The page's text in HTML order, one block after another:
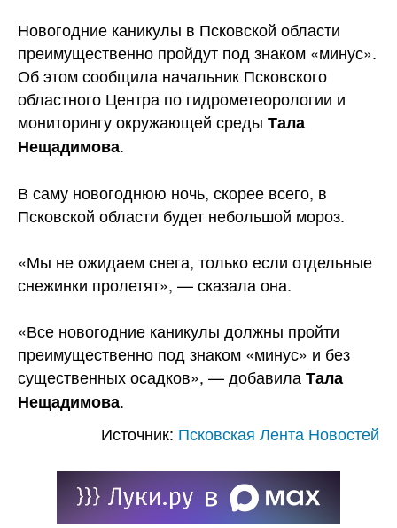
Новогодние каникулы в Псковской области
преимущественно пройдут под знаком «минус».
Об этом сообщила начальник Псковского
областного Центра по гидрометеорологии и
мониторингу окружающей среды Тала
Нещадимова.
В саму новогоднюю ночь, скорее всего, в
Псковской области будет небольшой мороз.
«Мы не ожидаем снега, только если отдельные
снежинки пролетят», — сказала она.
«Все новогодние каникулы должны пройти
преимущественно под знаком «минус» и без
существенных осадков», — добавилаТала
Нещадимова.
Источник: Псковская Лента Новостей